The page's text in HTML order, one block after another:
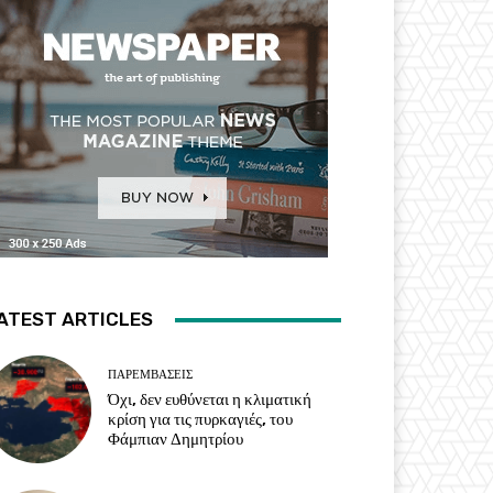
ARTICLES
ΠΑΡΕΜΒΑΣΕΙΣ
Όχι, δεν ευθύνεται η κλιματική
κρίση για τις πυρκαγιές, του
Φάμπιαν Δημητρίου